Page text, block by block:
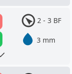
2 - 3 BF
3 mm